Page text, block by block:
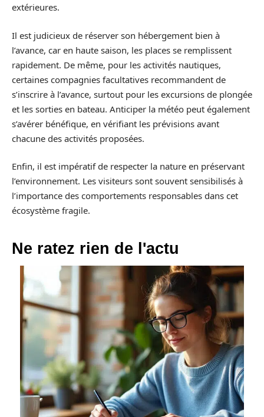
extérieures.
Il est judicieux de réserver son hébergement bien à
l’avance, car en haute saison, les places se remplissent
rapidement. De même, pour les activités nautiques,
certaines compagnies facultatives recommandent de
s’inscrire à l’avance, surtout pour les excursions de plongée
et les sorties en bateau. Anticiper la météo peut également
s’avérer bénéfique, en vérifiant les prévisions avant
chacune des activités proposées.
Enfin, il est impératif de respecter la nature en préservant
l’environnement. Les visiteurs sont souvent sensibilisés à
l’importance des comportements responsables dans cet
écosystème fragile.
Ne ratez rien de l'actu